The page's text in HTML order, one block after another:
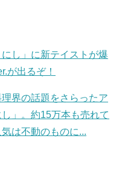
し」に新テイストが爆
が出るぞ！
界の話題をさらったア
」。約15万本も売れて
は不動のものに...